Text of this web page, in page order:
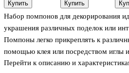
Набор помпонов для декорирования
украшения различных поделок или
Помпоны легко прикреплять к
помощью клея или посредством иглы
Перейти к описанию и
глазки»,
Mazari
Купить
d=7мм*18см,
7 штук
Купить
7мм